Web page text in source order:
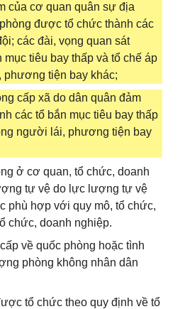
của cơ quan quân sự địa
được tổ chức thành các
các đài, vọng quan sát
mục tiêu bay thấp và tổ chế áp
tiện bay khác;
cấp xã do dân quân đảm
các tổ bắn mục tiêu bay thấp
người lái, phương tiện bay
ở cơ quan, tổ chức, doanh
tự vệ do lực lượng tự vệ
phù hợp với quy mô, tổ chức,
chức, doanh nghiệp.
về quốc phòng hoặc tình
phòng không nhân dân
tổ chức theo quy định về tổ